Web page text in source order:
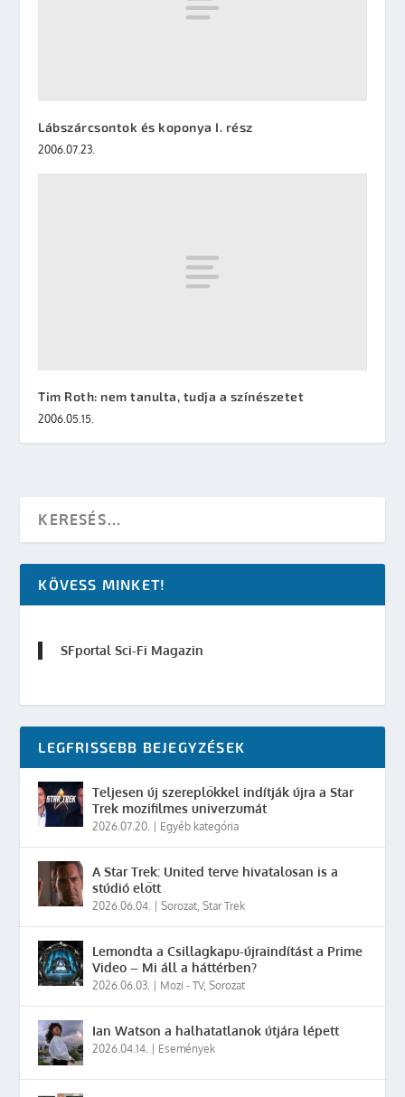
Lábszárcsontok és koponya I. rész
2006.07.23.
Tim Roth: nem tanulta, tudja a színészetet
2006.05.15.
KÖVESS MINKET!
SFportal Sci-Fi Magazin
LEGFRISSEBB BEJEGYZÉSEK
Teljesen új szereplőkkel indítják újra a Star
Trek mozifilmes univerzumát
2026.07.20. Egyéb kategória
A Star Trek: United terve hivatalosan is a
stúdió előtt
2026.06.04. |Sorozat,Star Trek
Lemondta a Csillagkapu-újraindítást a Prime
Video – Mi áll a háttérben?
2026.06.03. Mozi - TV,Sorozat
Ian Watson a halhatatlanok útjára lépett
2026.04.14. Események